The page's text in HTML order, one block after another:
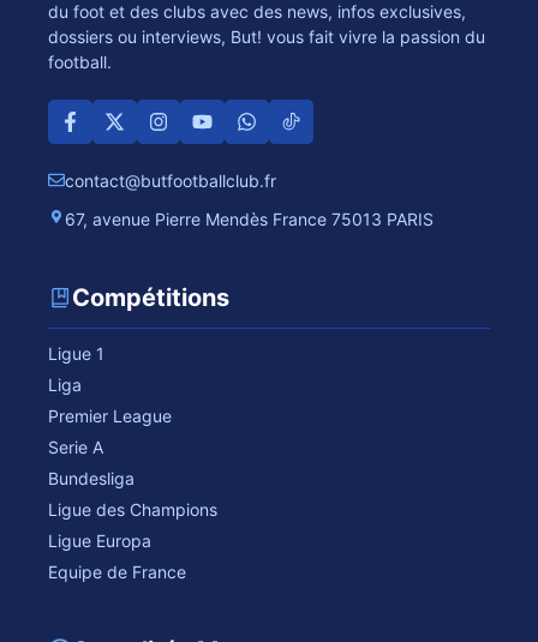
du foot et des clubs avec des news, infos exclusives,
dossiers ou interviews, But! vous fait vivre la passion du
football.
contact@butfootballclub.fr
67, avenue Pierre Mendès France 75013 PARIS
Compétitions
Ligue 1
Liga
Premier League
Serie A
Bundesliga
Ligue des Champions
Ligue Europa
Equipe de France